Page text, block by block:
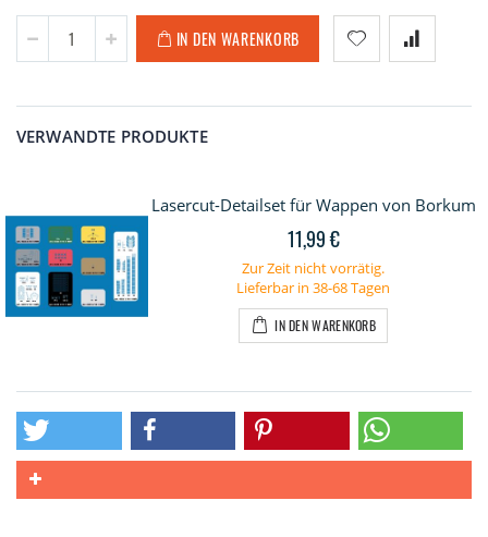
IN DEN WARENKORB
VERWANDTE PRODUKTE
Lasercut-Detailset für Wappen von Borkum
11,99 €
Zur Zeit nicht vorrätig.
Lieferbar in 38-68 Tagen
IN DEN WARENKORB